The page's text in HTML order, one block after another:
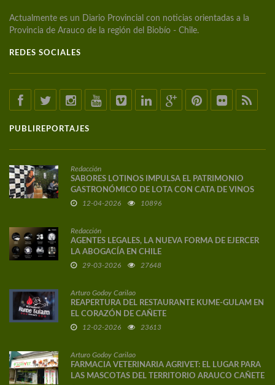
Actualmente es un Diario Provincial con noticias orientadas a la
Provincia de Arauco de la región del Biobío - Chile.
REDES SOCIALES
PUBLIREPORTAJES
Redacción
SABORES LOTINOS IMPULSA EL PATRIMONIO
GASTRONÓMICO DE LOTA CON CATA DE VINOS
DE AUTOR
12-04-2026 10896
Redacción
AGENTES LEGALES, LA NUEVA FORMA DE EJERCER
LA ABOGACÍA EN CHILE
29-03-2026 27648
Arturo Godoy Carilao
REAPERTURA DEL RESTAURANTE KUME-GULAM EN
EL CORAZÓN DE CAÑETE
12-02-2026 23613
Arturo Godoy Carilao
FARMACIA VETERINARIA AGRIVET: EL LUGAR PARA
LAS MASCOTAS DEL TERRITORIO ARAUCO CAÑETE